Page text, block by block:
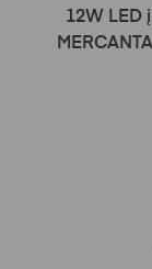
12W LED